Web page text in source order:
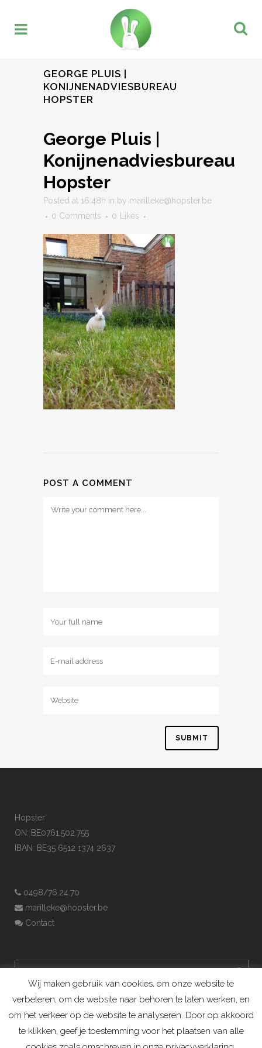
GEORGE PLUIS |
KONIJNENADVIESBUREAU
HOPSTER
George Pluis |
Konijnenadviesbureau
Hopster
Posted at 16:48h in by marilleke@hopster.be
0 Comments
0 Likes
POST A COMMENT
Hopster
ON: BE0761.502.755
IBAN: BE35 6512 1374 2637
0498/76.24.70
marilleke@hopster.be
Contact
Wij maken gebruik van cookies, om onze website te
verbeteren, om de website naar behoren te laten werken, en
om het verkeer op de website te analyseren. Door op akkoord
te klikken, geef je toestemming voor het plaatsen van alle